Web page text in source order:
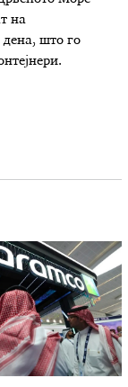
на
што го